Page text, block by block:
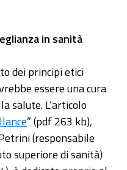
in sanità
dei principi etici
essere una cura
salute. L’articolo
” (pdf 263 kb),
(responsabile
superiore di sanità)